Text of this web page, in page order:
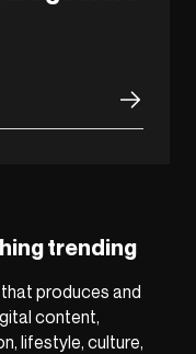
trending
produces and
content,
lifestyle, culture,